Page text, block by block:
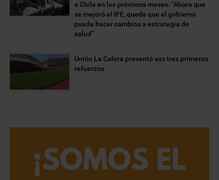
a Chile en los próximos meses. “Ahora que
se mejoró el IFE, queda que el gobierno
pueda hacer cambios a estrategia de
salud”
Unión La Calera presentó sus tres primeros
refuerzos